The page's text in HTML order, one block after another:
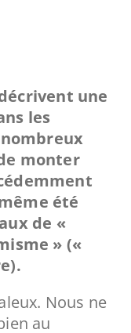
une
les
monter
été
de «
» («
Nous ne
au